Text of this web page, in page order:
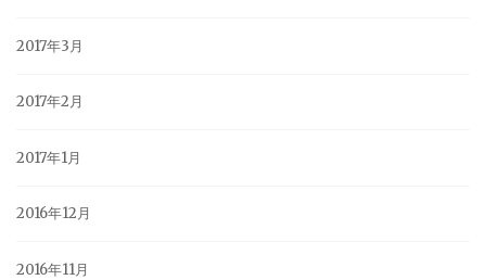
2017年3月
2017年2月
2017年1月
2016年12月
2016年11月